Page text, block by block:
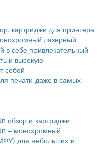
картриджи для принтера
лазерный
себе привлекательный
и высокую
собой
печати даже в самых
обзор и картриджи
– монохромный
для небольших и